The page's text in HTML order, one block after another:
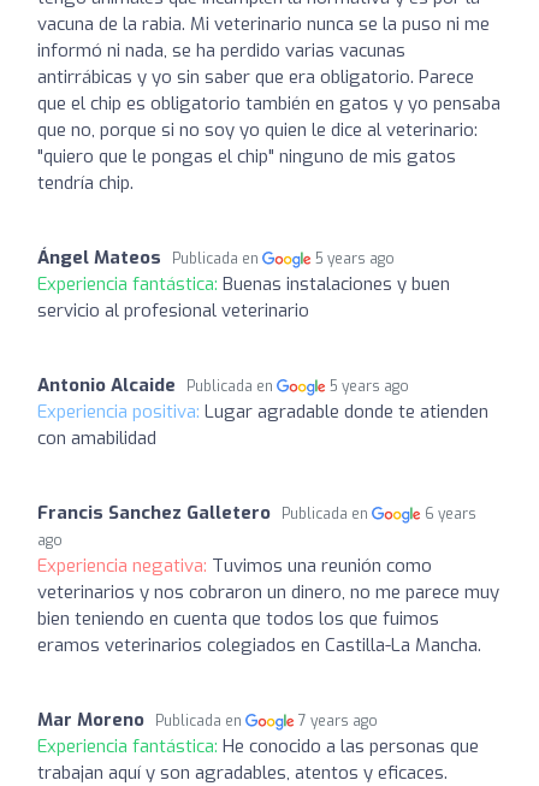
vacuna de la rabia. Mi veterinario nunca se la puso ni me
informó ni nada, se ha perdido varias vacunas
antirrábicas y yo sin saber que era obligatorio. Parece
que el chip es obligatorio también en gatos y yo pensaba
que no, porque si no soy yo quien le dice al veterinario:
"quiero que le pongas el chip" ninguno de mis gatos
tendría chip.
Ángel Mateos Publicada en 5 years ago
Experiencia fantástica: Buenas instalaciones y buen
servicio al profesional veterinario
Antonio Alcaide Publicada en 5 years ago
Experiencia positiva: Lugar agradable donde te atienden
con amabilidad
Francis Sanchez Galletero Publicada en
6 years
ago
Experiencia negativa: Tuvimos una reunión como
veterinarios y nos cobraron un dinero, no me parece muy
bien teniendo en cuenta que todos los que fuimos
eramos veterinarios colegiados en Castilla-La Mancha.
Mar Moreno Publicada en 7 years ago
Experiencia fantástica: He conocido a las personas que
trabajan aquí y son agradables, atentos y eficaces.